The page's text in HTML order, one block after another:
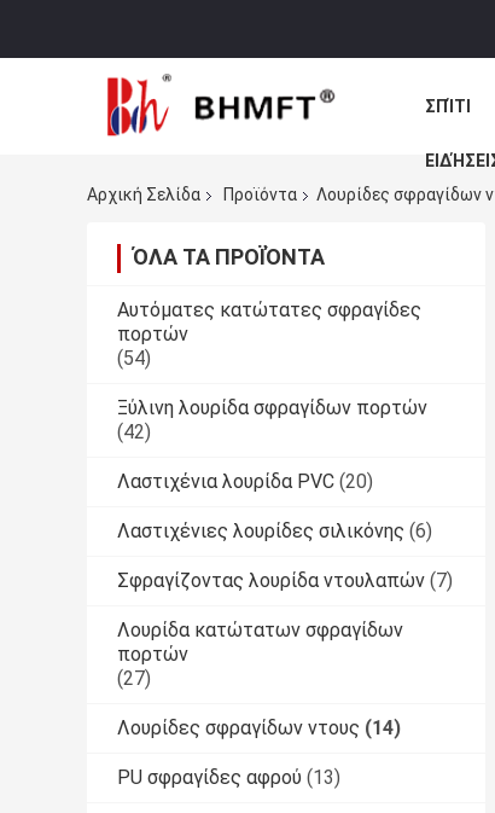
ΣΠΊΤΙ
Αρχική Σελίδα
Προϊόντα Λουρίδες σφραγίδων
ΌΛΑ ΤΑ ΠΡΟΪΌΝΤΑ
Αυτόματες κατώτατες σφραγίδες
πορτών
(54)
Ξύλινη λουρίδα σφραγίδων πορτών
(42)
Λαστιχένια λουρίδα PVC (20)
Λαστιχένιες λουρίδες σιλικόνης (6)
Σφραγίζοντας λουρίδα ντουλαπών (7)
Λουρίδα κατώτατων σφραγίδων
πορτών
(27)
Λουρίδες σφραγίδων ντους (14)
PU σφραγίδες αφρού (13)